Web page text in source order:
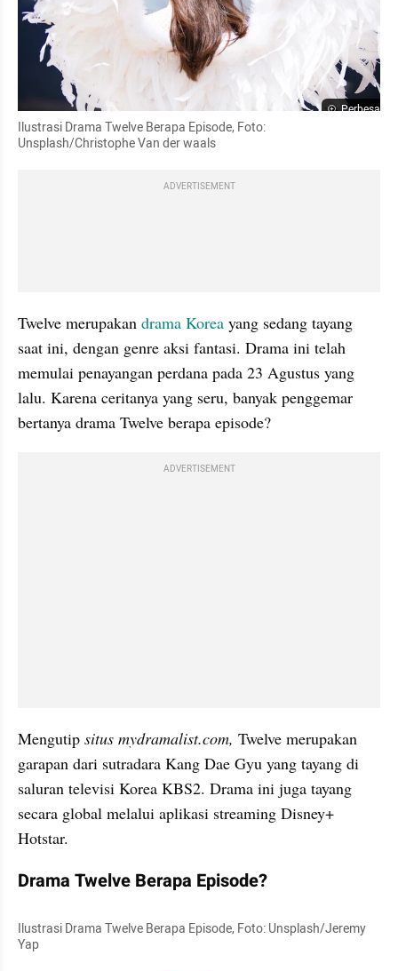
Perbesar
Ilustrasi Drama Twelve Berapa Episode, Foto:
Unsplash/Christophe Van der waals
ADVERTISEMENT
Twelve merupakan drama Korea yang sedang tayang
saat ini, dengan genre aksi fantasi. Drama ini telah
memulai penayangan perdana pada 23 Agustus yang
lalu. Karena ceritanya yang seru, banyak penggemar
bertanya drama Twelve berapa episode?
ADVERTISEMENT
Mengutip situs mydramalist.com, Twelve merupakan
garapan dari sutradara Kang Dae Gyu yang tayang di
saluran televisi Korea KBS2. Drama ini juga tayang
secara global melalui aplikasi streaming Disney+
Hotstar.
Drama Twelve Berapa Episode?
Ilustrasi Drama Twelve Berapa Episode, Foto: Unsplash/Jeremy
Yap